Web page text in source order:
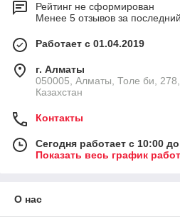
Рейтинг не сформирован
Менее 5 отзывов за
Работает с 01.04.2019
г. Алматы
050005, Алматы, Толе би,
Казахстан
Контакты
Сегодня работает с 10:00
Показать весь график
О нас